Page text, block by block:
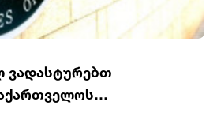
ვადასტურებთ